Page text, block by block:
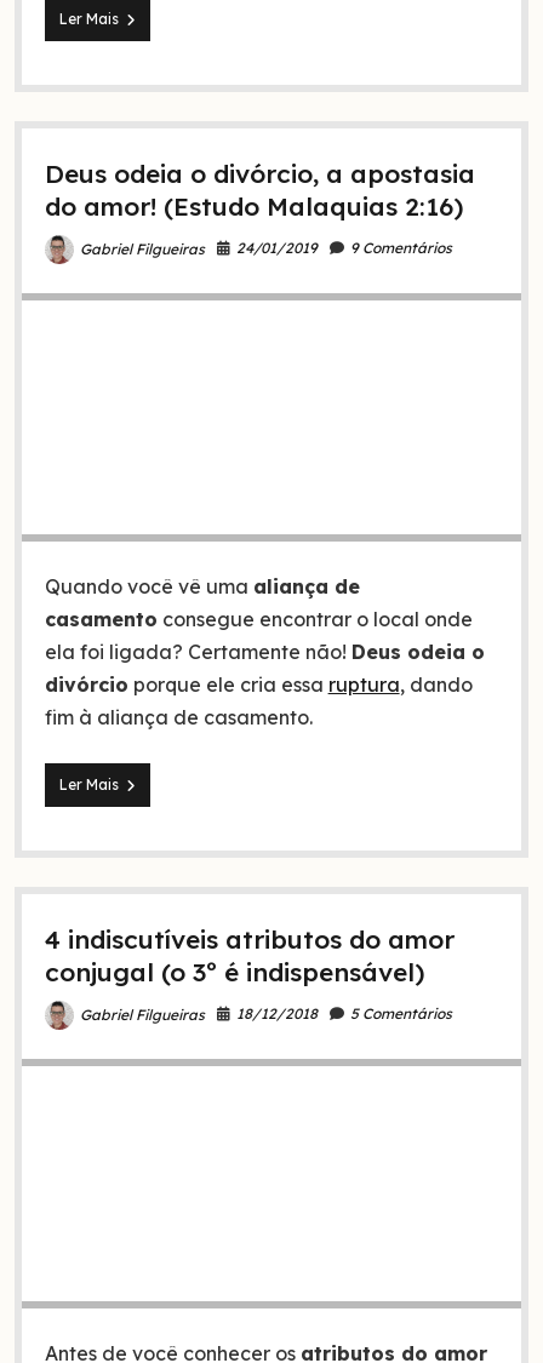
Ler Mais1ª
Coríntios
o
do
comentário
explicação
Deus odeia o divórcio, a apostasia
do amor! (Estudo Malaquias 2:16)
Gabriel Filgueiras 24/01/2019 9 Comentários
Quando você vê uma aliança de
casamento consegue encontrar o local onde
ela foi ligada? Certamente não! Deus odeia o
divórcio porque ele cria essa ruptura, dando
fim à aliança de casamento.
Ler MaisDeus
odeia
divórcio,
apostasia
amor!
Malaquias
4 indiscutíveis atributos do amor
conjugal (o 3º é indispensável)
Gabriel Filgueiras 18/12/2018 5 Comentários
Antes de você conhecer os atributos do amor